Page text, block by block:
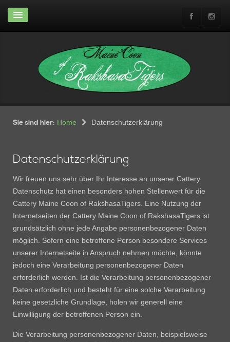
News & Infos
News
Abgabeinfos
Rasse-Infos
Shows
Wir
Wohnung
Die Crew
Unsere Crew
Ehemalige
Kitten
Aktueller Wurf
Planung
Bisherige Würfe
Links
Kontakt
Sie sind hier: Home Datenschutzerklärung
Datenschutzerklärung
Wir freuen uns sehr über Ihr Interesse an unserer Cattery.
Datenschutz hat einen besonders hohen Stellenwert für die
Cattery Maine Coon of RakshasaTigers. Eine Nutzung der
Internetseiten der Cattery Maine Coon of RakshasaTigers ist
grundsätzlich ohne jede Angabe personenbezogener Daten
möglich. Sofern eine betroffene Person besondere Services
unserer Internetseite in Anspruch nehmen möchte, könnte
jedoch eine Verarbeitung personenbezogener Daten
erforderlich werden. Ist die Verarbeitung personenbezogener
Daten erforderlich und besteht für eine solche Verarbeitung
keine gesetzliche Grundlage, holen wir generell eine
Einwilligung der betroffenen Person ein.
Die Verarbeitung personenbezogener Daten, beispielsweise